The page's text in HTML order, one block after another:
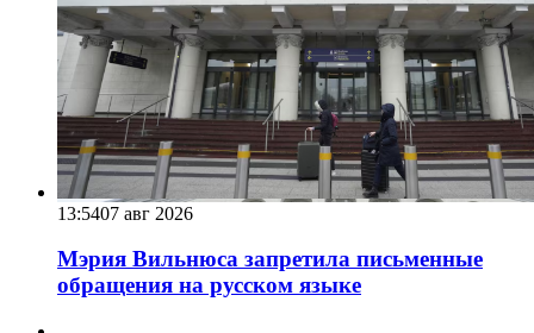
13:5407 авг 2026
Мэрия Вильнюса запретила письменные
обращения на русском языке